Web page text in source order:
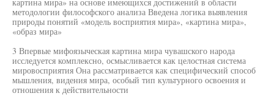
методологии философского анализа Введена логика выявления
природы понятий «модель восприятия мира», «картина мира»,
«образ мира»
3 Впервые мифоязыческая картина мира чувашского народа
исследуется комплексно, осмысливается как целостная система
мировосприятия Она рассматривается как специфический способ
мышления, видения мира, особый тип культурного освоения и
отношения к действительности